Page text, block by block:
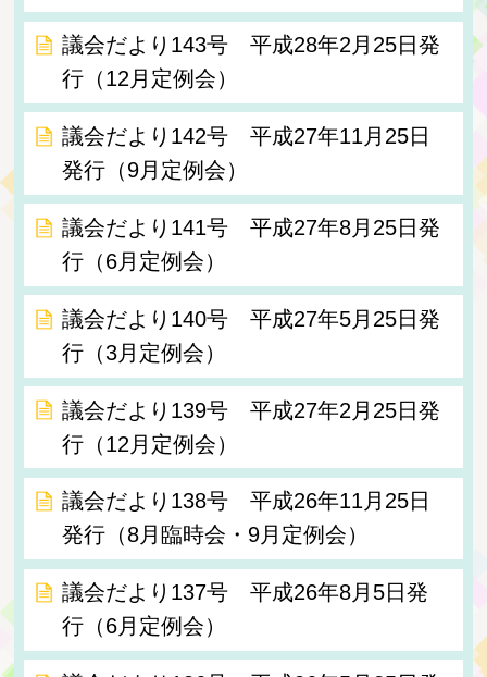
議会だより143号 平成28年2月25日発
行（12月定例会）
議会だより142号 平成27年11月25日
発行（9月定例会）
議会だより141号 平成27年8月25日発
行（6月定例会）
議会だより140号 平成27年5月25日発
行（3月定例会）
議会だより139号 平成27年2月25日発
行（12月定例会）
議会だより138号 平成26年11月25日
発行（8月臨時会・9月定例会）
議会だより137号 平成26年8月5日発
行（6月定例会）